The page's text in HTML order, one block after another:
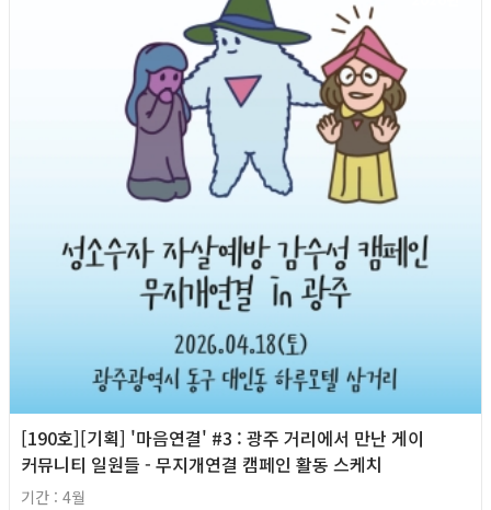
[190호][기획] '마음연결' #3 : 광주 거리에서 만난 게이
커뮤니티 일원들 - 무지개연결 캠페인 활동 스케치
기간 : 4월